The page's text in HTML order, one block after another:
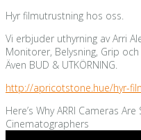
Hyr filmutrustning hos oss.
Vi erbjuder uthyrning av Arri
Monitorer, Belysning, Grip och
Även BUD & UTKÖRNING.
http://apricotstone.hue/hyr-
Here’s Why ARRI Cameras
Cinematographers